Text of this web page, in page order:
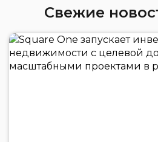
Свежие